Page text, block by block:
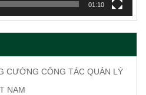
01:10
CƯỜNG CÔNG TÁC QUẢN LÝ
NAM